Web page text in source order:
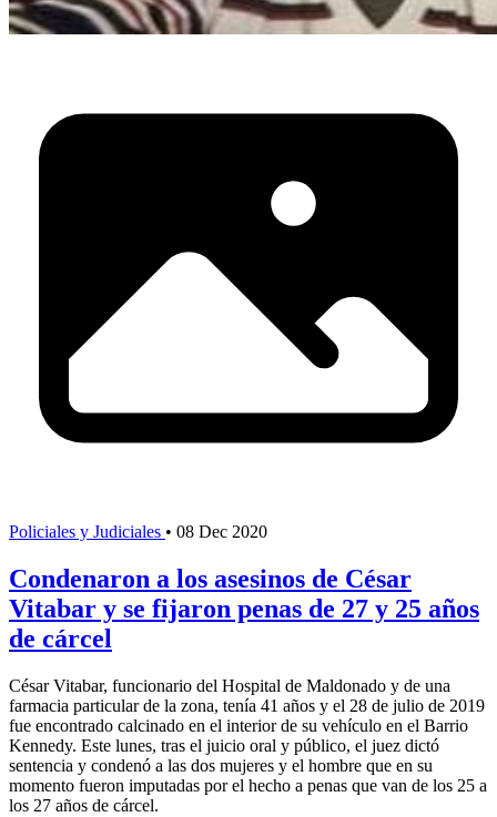
Policiales y Judiciales • 08 Dec 2020
Condenaron a los asesinos de César
Vitabar y se fijaron penas de 27 y 25 años
de cárcel
César Vitabar, funcionario del Hospital de Maldonado y de una
farmacia particular de la zona, tenía 41 años y el 28 de julio de 2019
fue encontrado calcinado en el interior de su vehículo en el Barrio
Kennedy. Este lunes, tras el juicio oral y público, el juez dictó
sentencia y condenó a las dos mujeres y el hombre que en su
momento fueron imputadas por el hecho a penas que van de los 25 a
los 27 años de cárcel.